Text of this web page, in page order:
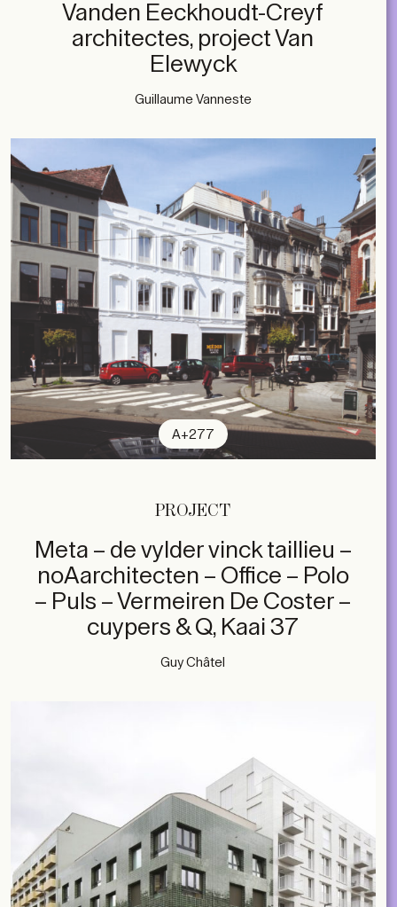
Vanden Eeckhoudt-Creyf
architectes, project Van
Elewyck
Guillaume Vanneste
A+277
PROJECT
Meta – de vylder vinck taillieu –
noAarchitecten – Office – Polo
– Puls – Vermeiren De Coster –
cuypers & Q, Kaai 37
Guy Châtel